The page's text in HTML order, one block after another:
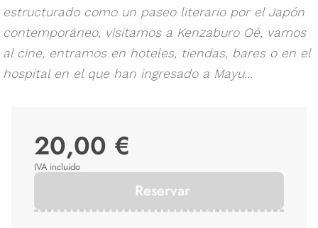
estructurado como un paseo literario por el Japón
contemporáneo, visitamos a Kenzaburo Oé, vamos
al cine, entramos en hoteles, tiendas, bares o en el
hospital en el que han ingresado a Mayu...
20,00 €
IVA incluido
Reservar